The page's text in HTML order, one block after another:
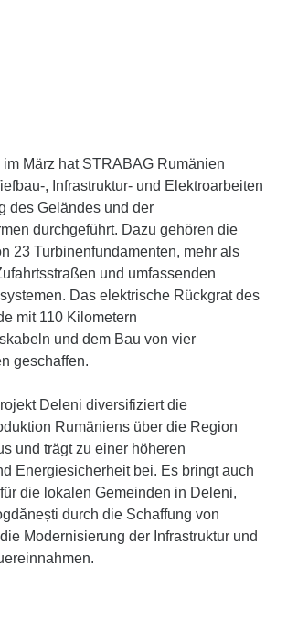
März hat STRABAG Rumänien
, Infrastruktur- und Elektroarbeiten
des Geländes und der
durchgeführt. Dazu gehören die
23 Turbinenfundamenten, mehr als
und umfassenden
Das elektrische Rückgrat des
mit 110 Kilometern
und dem Bau von vier
geschaffen.
Deleni diversifiziert die
Rumäniens über die Region
und trägt zu einer höheren
Energiesicherheit bei. Es bringt auch
die lokalen Gemeinden in Deleni,
durch die Schaffung von
Modernisierung der Infrastruktur und